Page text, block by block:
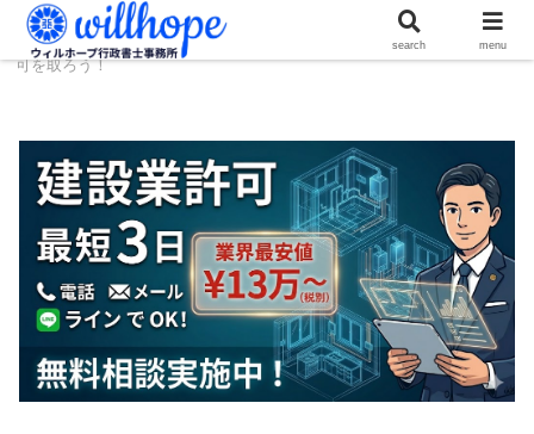
ホーム 建設コラム
【建設業許可】熱絶縁工事業の許
可を取ろう！
search menu